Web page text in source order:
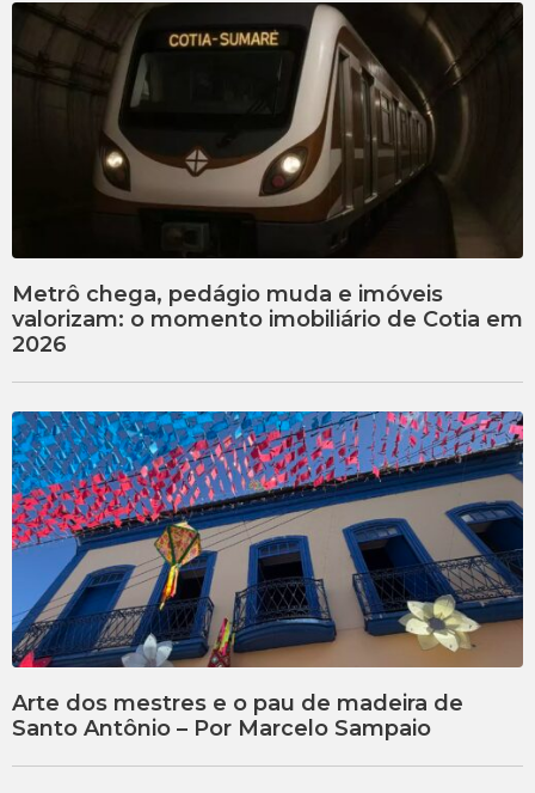
Metrô chega, pedágio muda e imóveis
valorizam: o momento imobiliário de Cotia em
2026
Arte dos mestres e o pau de madeira de
Santo Antônio – Por Marcelo Sampaio